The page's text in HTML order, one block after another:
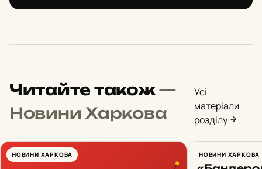
Читайте також—
Новини Харкова
Усі
матеріали
розділу
НОВИНИ ХАРКОВА НОВИНИ ХАРКОВА
Харків 5